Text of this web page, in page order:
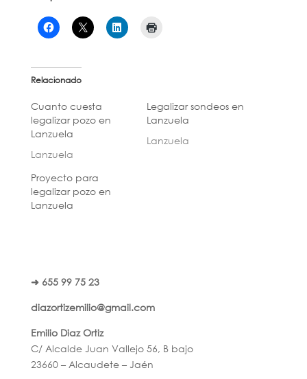
Relacionado
Cuanto cuesta
legalizar pozo en
Lanzuela
Lanzuela
Legalizar sondeos en
Lanzuela
Lanzuela
Proyecto para
legalizar pozo en
Lanzuela
➜ 655 99 75 23
diazortizemilio@gmail.com
Emilio Diaz Ortiz
C/ Alcalde Juan Vallejo 56, B bajo
23660 – Alcaudete – Jaén